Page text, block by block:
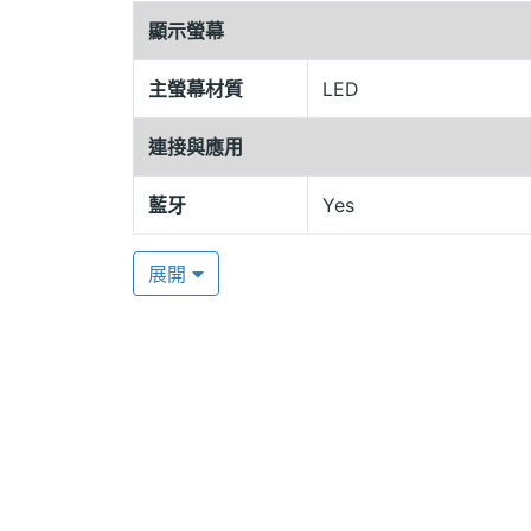
運動、心情、睡眠 三大心應用，全方位貼
EPSON Pulsense PS-100 心率有氧手環
搭配使用。支援《Pulsense View》APP
感測器上 LED 綠光測量心跳變化，動作
態資訊，以圖表清楚呈現，讓使用者一
戶可在 IE 9 以上、Safari、Firefox、
顯示螢幕
主螢幕材質 LED
連接與應用
藍牙 Yes
展開